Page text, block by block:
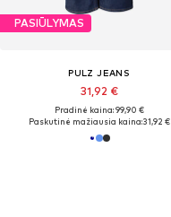
PASIŪLYMAS
PULZ JEANS
31,92 €
Pradinė kaina: 99,90 €
Paskutinė mažiausia kaina:31,92 €